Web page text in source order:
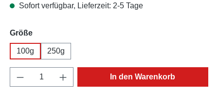
Sofort verfügbar, Lieferzeit: 2-5 Tage
Größeauswählen
100g 250g
Produkt Anzahl: Gib den gewünschten
In den Warenkorb